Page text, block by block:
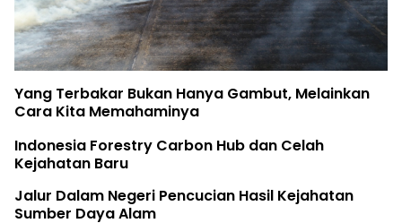
Yang Terbakar Bukan Hanya Gambut, Melainkan
Cara Kita Memahaminya
Indonesia Forestry Carbon Hub dan Celah
Kejahatan Baru
Jalur Dalam Negeri Pencucian Hasil Kejahatan
Sumber Daya Alam